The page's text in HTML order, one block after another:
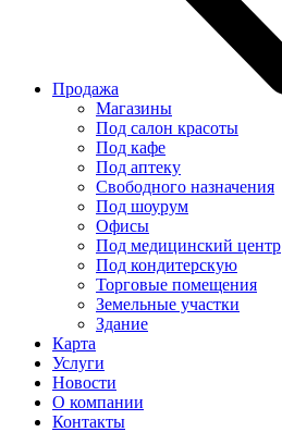
Продажа
Магазины
Под салон красоты
Под кафе
Под аптеку
Свободного назначения
Под шоурум
Офисы
Под медицинский центр
Под кондитерскую
Торговые помещения
Земельные участки
Здание
Карта
Услуги
Новости
О компании
Контакты